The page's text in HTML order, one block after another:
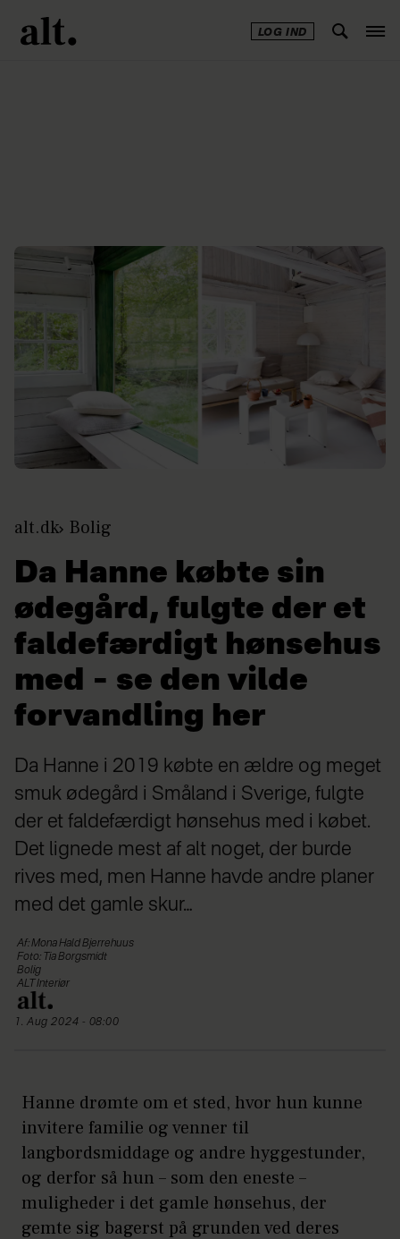
LOG IND
alt.dk Bolig
Da Hanne købte sin
ødegård, fulgte der et
faldefærdigt hønsehus
med – se den vilde
forvandling her
Da Hanne i 2019 købte en ældre og meget
smuk ødegård i Småland i Sverige, fulgte
der et faldefærdigt hønsehus med i købet.
Det lignede mest af alt noget, der burde
rives med, men Hanne havde andre planer
med det gamle skur…
Af: Mona Hald Bjerrehuus
Foto: Tia Borgsmidt
Bolig
ALT Interiør
1. Aug 2024 - 08:00
Hanne drømte om et sted, hvor hun kunne
invitere familie og venner til
langbordsmiddage og andre hyggestunder,
og derfor så hun – som den eneste –
muligheder i det gamle hønsehus, der
gemte sig bagerst på grunden ved deres